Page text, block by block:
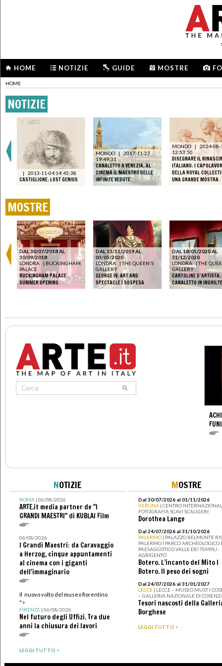
HOME NOTIZIE GUIDE MOSTRE
HOME
NOTIZIE
| 2013-11-04 14:45:38
CASTIGLIONE: LOST GENIUS
MONDO | 2017-11-22
19:49:31
CANALETTO A VENEZIA. AL
CINEMA IL MAESTRO DELLE
INFINITE VEDUTE
MONDO |
2024-08-
12:53:50
DISEGNARE IL
ITALIANO: I
DELLA ROYAL
UNA GRANDE MOSTRA
MOSTRE
DAL 30/07/2018 AL
30/09/2018
LONDRA
| BUCKINGHAM
PALACE
BUCKINGHAM PALACE
SUMMER OPENING
DAL 15/11/2019 AL
03/05/2020
LONDRA
|THE QUEEN'S
GALLERY
GEORGE IV: ART AND
SPECTACLE | SOSPESA
DAL 18/05/2020 AL
31/12/2020
LONDRA
|THE
GALLERY
CARTOLINE D’ARTISTA:
CANALETTO IN
NOTIZIE
ROMA| 06/08/2026
ARTE.it media partner de "I
GRANDI MAESTRI" di KUBLAI Film
06/08/2026
I Grandi Maestri: da Caravaggio
a Herzog, cinque appuntamenti
al cinema con i giganti
dell'immaginario
Il nuovo volto del museo fiorentino
">
FIRENZE| 06/08/2026
Nel futuro degli Uffizi. Tra due
anni la chiusura dei lavori
LEGGI TUTTO >
MOSTRE
Dal 30/07/2026 al 01/11/2026
VERONA | CENTRO
FOTOGRAFIA SCAVI SCALIGERI
Dorothea Lange
Dal 24/07/2026 al 31/10/2026
PALERMO | PALAZZO BELMONTE
PALERMO I PARCO ARCHEOLOGICO
PAESAGGISTICO VALLE DEI TEMPLI -
AGRIGENTO
Botero. L’incanto del Mito I
Botero. Il peso dei sogni
Dal 24/07/2026 al 31/01/2027
LECCE | LECCE – MUSEO MUST I
– GALLERIA NAZIONALE DI
Tesori nascosti della
Borghese
LEGGI TUTTO >